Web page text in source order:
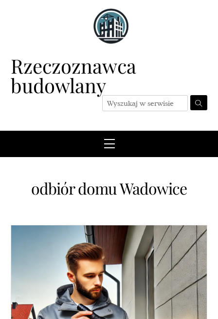
Rzeczoznawca
budowlany
Menu
odbiór domu Wadowice